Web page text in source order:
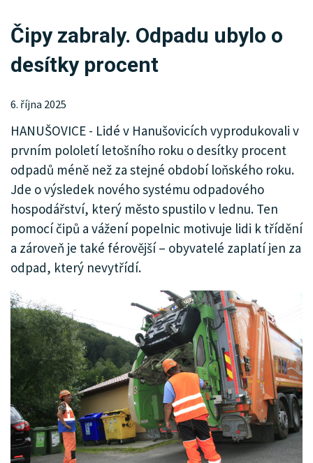
KRIMI
SPORT
KULTURA
SPOLEČNOST
MHD
MENU
INZERCE
ARCHIV
Čipy zabraly. Odpadu ubylo o
desítky procent
6. října 2025
HANUŠOVICE - Lidé v Hanušovicích vyprodukovali v
prvním pololetí letošního roku o desítky procent
odpadů méně než za stejné období loňského roku.
Jde o výsledek nového systému odpadového
hospodářství, který město spustilo v lednu. Ten
pomocí čipů a vážení popelnic motivuje lidi k třídění
a zároveň je také férovější – obyvatelé zaplatí jen za
odpad, který nevytřídí.